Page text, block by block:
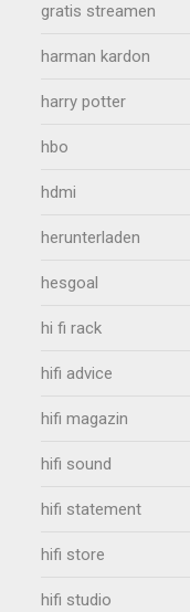
gratis streamen
harman kardon
harry potter
hbo
hdmi
herunterladen
hesgoal
hi fi rack
hifi advice
hifi magazin
hifi sound
hifi statement
hifi store
hifi studio